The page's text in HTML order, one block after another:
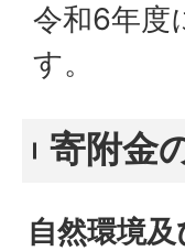
令和6年度
す。
寄附金
自然環境